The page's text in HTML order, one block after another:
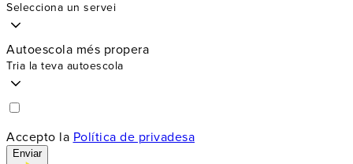
Selecciona un servei
Autoescola més propera
Tria la teva autoescola
Accepto la Política de privadesa
Enviar